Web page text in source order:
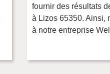
fournir des résultats
à Lizos 65350. Ainsi,
à notre entreprise